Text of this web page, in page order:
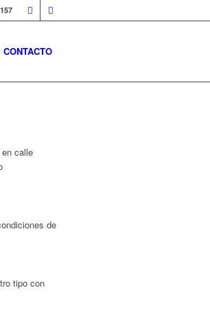
CONTACTO
calle
de
tipo con